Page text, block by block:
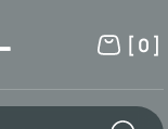
[ 0 ]